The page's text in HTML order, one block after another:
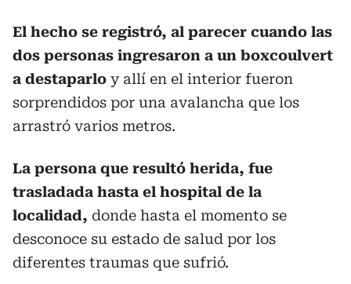
El hecho se registró, al parecer cuando las
dos personas ingresaron a un boxcoulvert
a destaparlo y allí en el interior fueron
sorprendidos por una avalancha que los
arrastró varios metros.
La persona que resultó herida, fue
trasladada hasta el hospital de la
localidad, donde hasta el momento se
desconoce su estado de salud por los
diferentes traumas que sufrió.